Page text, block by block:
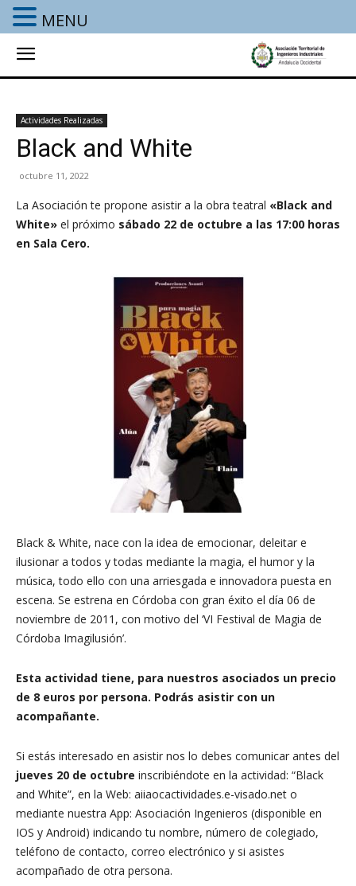
Actividades Realizadas
Black and White
octubre 11, 2022
La Asociación te propone asistir a la obra teatral «Black and
White» el próximo sábado 22 de octubre a las 17:00 horas
en Sala Cero.
Black & White, nace con la idea de emocionar, deleitar e
ilusionar a todos y todas mediante la magia, el humor y la
música, todo ello con una arriesgada e innovadora puesta en
escena. Se estrena en Córdoba con gran éxito el día 06 de
noviembre de 2011, con motivo del ‘VI Festival de Magia de
Córdoba Imagilusión’.
Esta actividad tiene, para nuestros asociados un precio
de 8 euros por persona. Podrás asistir con un
acompañante.
Si estás interesado en asistir nos lo debes comunicar antes del
jueves 20 de octubre inscribiéndote en la actividad: “Black
and White”, en la Web: aiiaocactividades.e-visado.net o
mediante nuestra App: Asociación Ingenieros (disponible en
IOS y Android) indicando tu nombre, número de colegiado,
teléfono de contacto, correo electrónico y si asistes
acompañado de otra persona.
MENU